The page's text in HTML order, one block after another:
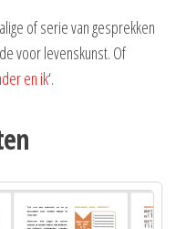
of serie van gesprekken
voor levenskunst. Of
en ik‘.